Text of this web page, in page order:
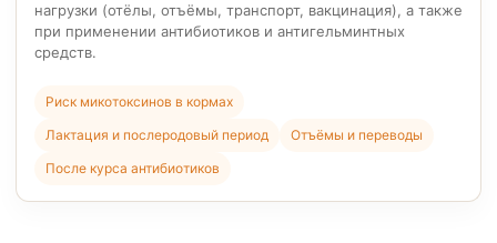
нагрузки (отёлы, отъёмы, транспорт, вакцинация), а также
при применении антибиотиков и антигельминтных
средств.
Риск микотоксинов в кормах
Лактация и послеродовый период
Отъёмы и переводы
После курса антибиотиков